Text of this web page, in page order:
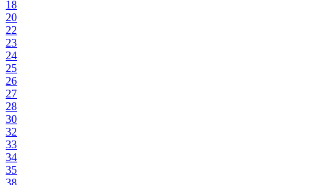
18
20
22
23
24
25
26
27
28
30
32
33
34
35
38